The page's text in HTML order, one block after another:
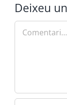
Deixeu